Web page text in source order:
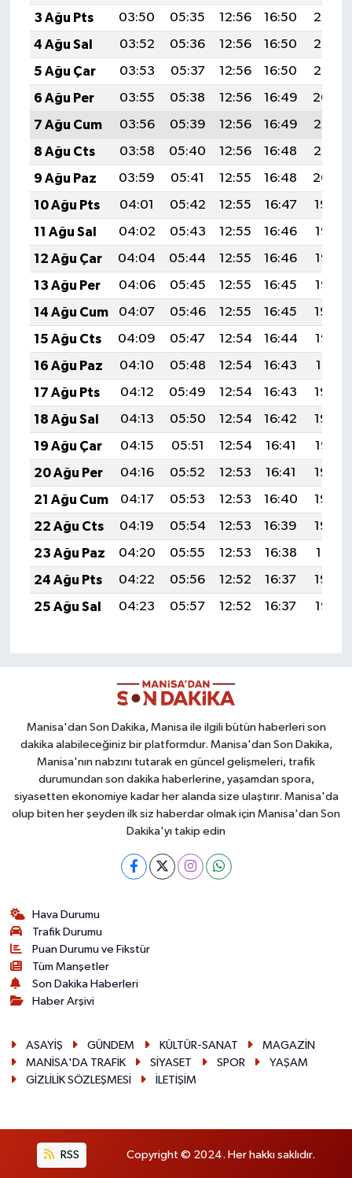
3 Ağu Pts
03:50 05:35 12:56 16:50
20:08
4 Ağu Sal
03:52 05:36 12:56 16:50
20:07
5 Ağu Çar
03:53 05:37 12:56 16:50
20:05
6 Ağu Per
03:55 05:38 12:56 16:49
20:04
7 Ağu Cum
03:56 05:39 12:56 16:49
20:03
8 Ağu Cts
03:58 05:40 12:56 16:48
20:02
9 Ağu Paz
03:59 05:41 12:55 16:48
20:00
10 Ağu Pts
04:01 05:42 12:55 16:47
19:59
11 Ağu Sal
04:02 05:43 12:55 16:46
19:58
12 Ağu Çar
04:04 05:44 12:55 16:46
19:57
13 Ağu Per
04:06 05:45 12:55 16:45
19:55
14 Ağu Cum
04:07 05:46 12:55 16:45
19:54
15 Ağu Cts
04:09 05:47 12:54 16:44
19:52
16 Ağu Paz
04:10 05:48 12:54 16:43
19:51
17 Ağu Pts
04:12 05:49 12:54 16:43
19:50
18 Ağu Sal
04:13 05:50 12:54 16:42
19:48
19 Ağu Çar
04:15 05:51 12:54 16:41
19:47
20 Ağu Per
04:16 05:52 12:53 16:41
19:45
21 Ağu Cum
04:17 05:53 12:53 16:40
19:44
22 Ağu Cts
04:19 05:54 12:53 16:39
19:42
23 Ağu Paz
04:20 05:55 12:53 16:38
19:41
24 Ağu Pts
04:22 05:56 12:52 16:37
19:39
25 Ağu Sal
04:23 05:57 12:52 16:37 19:38
Manisa'dan Son Dakika, Manisa ile ilgili bütün haberleri son
dakika alabileceğiniz bir platformdur. Manisa'dan Son Dakika,
Manisa'nın nabzını tutarak en güncel gelişmeleri, trafik
durumundan son dakika haberlerine, yaşamdan spora,
siyasetten ekonomiye kadar her alanda size ulaştırır. Manisa'da
olup biten her şeyden ilk siz haberdar olmak için Manisa'dan Son
Dakika'yı takip edin
Hava Durumu
Trafik Durumu
Puan Durumu ve Fikstür
Tüm Manşetler
Son Dakika Haberleri
Haber Arşivi
ASAYİŞ GÜNDEM KÜLTÜR-SANAT
MAGAZİN
MANİSA'DA TRAFİK
SİYASET SPOR
YAŞAM
GİZLİLİK SÖZLEŞMESİ
İLETİŞİM
RSS Copyright © 2024. Her hakkı saklıdır.